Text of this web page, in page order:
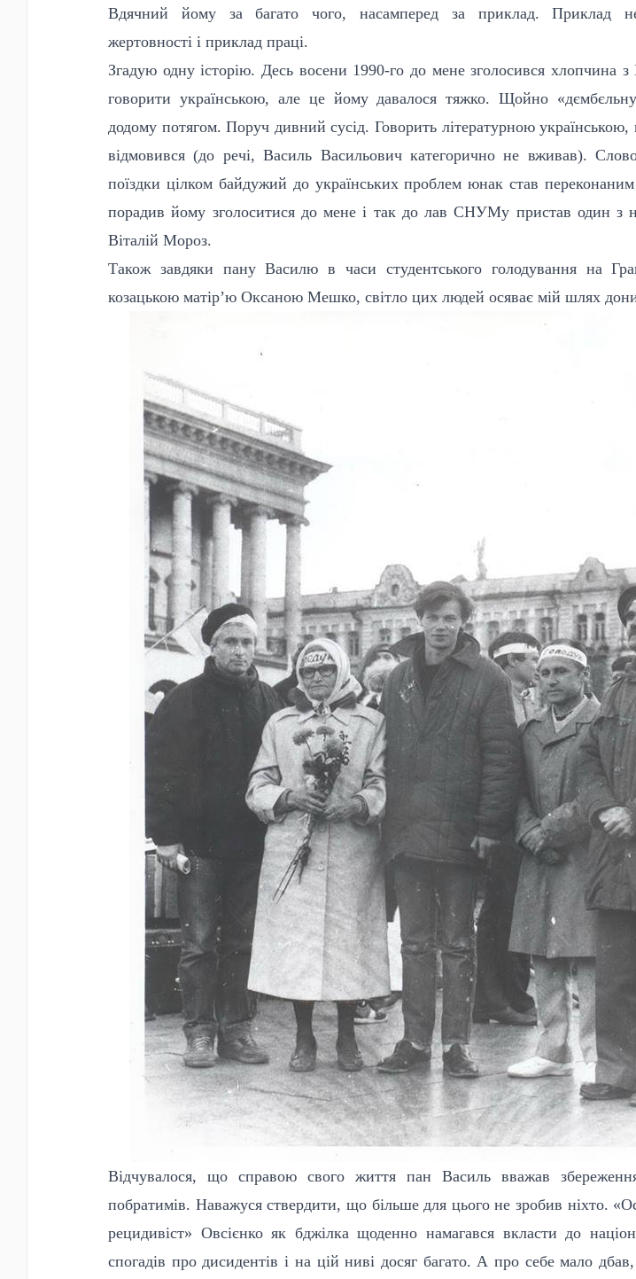
Вдячний йому за багато чого, насамперед за приклад. Приклад
жертовності і приклад праці.
Згадую одну історію. Десь восени 1990-го до мене зголосився хлопчина з
говорити українською, але це йому давалося тяжко. Щойно
додому потягом. Поруч дивний сусід. Говорить літературною
відмовився (до речі, Василь Васильович категорично не вживав).
поїздки цілком байдужий до українських проблем юнак став
порадив йому зголоситися до мене і так до лав СНУМу пристав один з
Віталій Мороз.
Також завдяки пану Василю в часи студентського голодування на
козацькою матір’ю Оксаною Мешко, світло цих людей осяває мій шлях
Відчувалося, що справою свого життя пан Василь вважав
побратимів. Наважуся ствердити, що більше для цього не зробив ніхто.
рецидивіст» Овсієнко як бджілка щоденно намагався вкласти до
спогадів про дисидентів і на цій ниві досяг багато. А про себе мало